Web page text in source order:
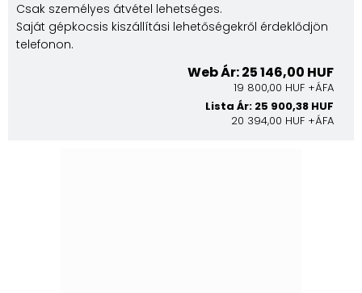
Csak személyes átvétel lehetséges.
Saját gépkocsis kiszállítási lehetőségekről érdeklődjön
telefonon.
Web Ár: 25 146,00 HUF
19 800,00 HUF +ÁFA
Lista Ár: 25 900,38 HUF
20 394,00 HUF +ÁFA